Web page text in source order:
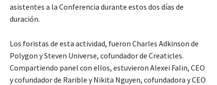
asistentes a la Conferencia durante estos dos días de
duración.
Los foristas de esta actividad, fueron Charles Adkinson de
Polygon y Steven Universe, cofundador de Creaticles.
Compartiendo panel con ellos, estuvieron Alexei Falin, CEO
y cofundador de Rarible y Nikita Nguyen, cofundadora y CEO